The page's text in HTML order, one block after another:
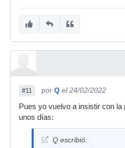
#11 por Q el 24/02/2022
Pues yo vuelvo a insistir con la
unos días:
Q escribió: